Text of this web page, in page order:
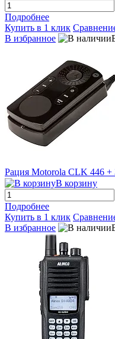
Подробнее
Купить в 1 клик
В избранное
Рация Motorola CLK 446 +
В корзину
Подробнее
Купить в 1 клик
В избранное